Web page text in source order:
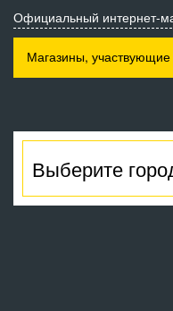
Официальный интернет-
Магазины, участвующие